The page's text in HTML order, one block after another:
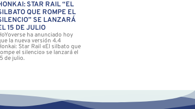
STAR RAIL “EL
QUE ROMPE EL
SE LANZARÁ
15 DE JULIO
ha anunciado hoy
la nueva versión 4.4
Star Rail «El silbato que
el silencio» se lanzará el
de julio.